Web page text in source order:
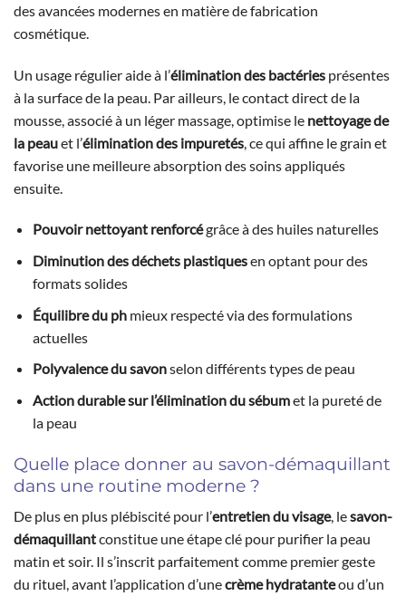
des avancées modernes en matière de fabrication
cosmétique.
Un usage régulier aide à l’élimination des bactéries présentes
à la surface de la peau. Par ailleurs, le contact direct de la
mousse, associé à un léger massage, optimise le nettoyage de
la peauet l’élimination des impuretés , ce qui affine le grain et
favorise une meilleure absorption des soins appliqués
ensuite.
Pouvoir nettoyant renforcégrâce à des huiles naturelles
Diminution des déchets plastiquesen optant pour des
formats solides
Équilibre du phmieux respecté via des formulations
actuelles
Polyvalence du savonselon différents types de peau
Action durable sur l’élimination du sébumet la pureté de
la peau
Quelle place donner au savon-démaquillant
dans une routine moderne ?
De plus en plus plébiscité pour l’entretien du visage, lesavon-
démaquillantconstitue une étape clé pour purifier la peau
matin et soir. Il s’inscrit parfaitement comme premier geste
du rituel, avant l’application d’unecrème hydratanteou d’un